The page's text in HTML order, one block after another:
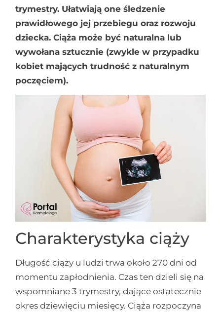
trymestry. Ułatwiają one śledzenie
prawidłowego jej przebiegu oraz rozwoju
dziecka. Ciąża może być naturalna lub
wywołana sztucznie (zwykle w przypadku
kobiet mających trudność z naturalnym
poczęciem).
Charakterystyka ciąży
Długość ciąży u ludzi trwa około 270 dni od
momentu zapłodnienia. Czas ten dzieli się na
wspomniane 3 trymestry, dające ostatecznie
okres dziewięciu miesięcy. Ciąża rozpoczyna